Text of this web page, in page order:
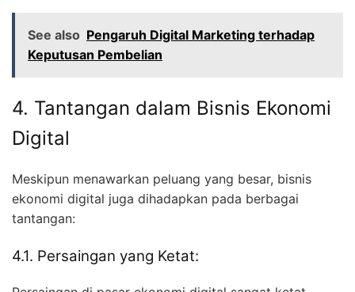
See also Pengaruh Digital Marketing terhadap
Keputusan Pembelian
4. Tantangan dalam Bisnis Ekonomi
Digital
Meskipun menawarkan peluang yang besar, bisnis
ekonomi digital juga dihadapkan pada berbagai
tantangan:
4.1. Persaingan yang Ketat: